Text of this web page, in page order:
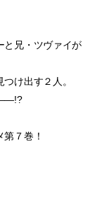
と兄・ツヴァイが
け出す２人。
――!?
７巻！